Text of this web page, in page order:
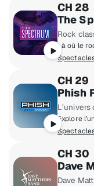
CH 28
The
Rock
Là où le
CH 29
Phish
L’univers
CH 30
Dave
Dave